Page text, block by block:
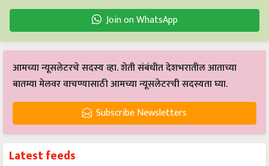
Join on WhatsApp
आमच्या न्यूसलेटरचे सदस्य व्हा. शेती संबंधीत देशभरातील आताच्या
बातम्या मेलवर वाचण्यासाठी आमच्या न्यूसलेटरची सदस्यता घ्या.
Subscribe Newsletters
Latest feeds